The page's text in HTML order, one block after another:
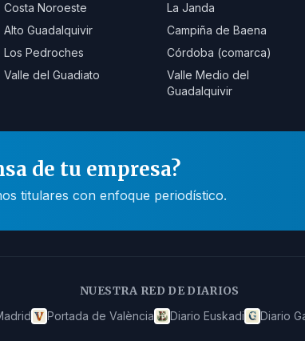
Costa Noroeste
La Janda
Alto Guadalquivir
Campiña de Baena
Los Pedroches
Córdoba (comarca)
Valle del Guadiato
Valle Medio del
Guadalquivir
de tu empresa?
titulares con enfoque periodístico.
NUESTRA RED DE DIARIOS
Portada de València Diario Euskadi Diario